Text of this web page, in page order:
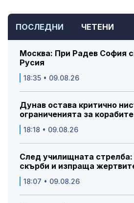
ПОСЛЕДНИ ЧЕТЕНИ
Москва: При Радев София
Русия
18:35 • 09.08.26
Дунав остава критично
ограниченията за
18:18 • 09.08.26
След училищната
скърби и изпраща
18:07 • 09.08.26